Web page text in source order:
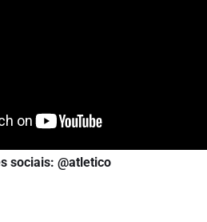
sociais: @atletico